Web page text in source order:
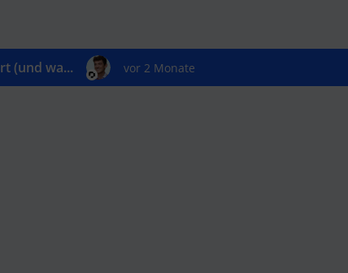
(und wa... vor 2 Monate